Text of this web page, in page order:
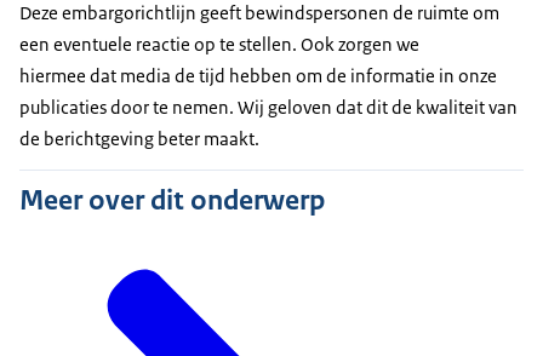
Deze embargorichtlijn geeft bewindspersonen de ruimte om
een eventuele reactie op te stellen. Ook zorgen we
hiermee dat media de tijd hebben om de informatie in onze
publicaties door te nemen. Wij geloven dat dit de kwaliteit van
de berichtgeving beter maakt.
Meer over dit onderwerp